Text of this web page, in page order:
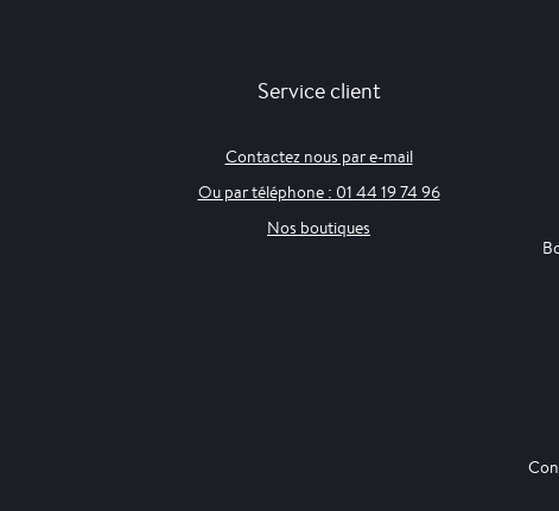
Service client
Contactez nous par e-mail
Ou par téléphone : 01 44 19 74 96
Nos boutiques